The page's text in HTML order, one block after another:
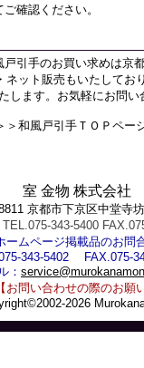
確認ください。
引手のお買い求めは京都
ネット販売もいたしてお
します。お気軽にお問い
＞和風戸引手ＴＯＰペー
室 金物 株式会社
京都市下京区中堂寺
TEL.075-343-5400
ームページ掲載品のお問
343-5402 FAX.075-
：
【お問い合わせの際のお願い
2026